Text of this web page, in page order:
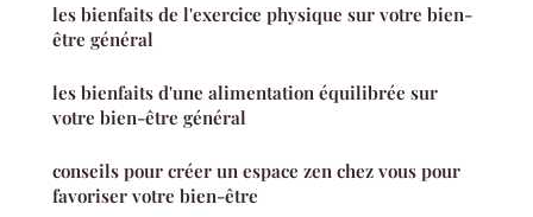
les bienfaits de l'exercice physique sur votre bien-
être général
les bienfaits d'une alimentation équilibrée sur
votre bien-être général
conseils pour créer un espace zen chez vous pour
favoriser votre bien-être